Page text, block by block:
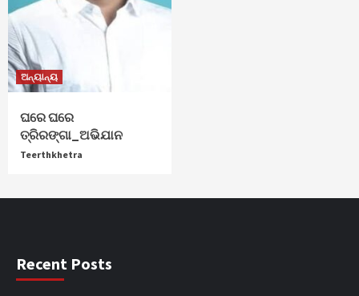
ଅନ୍ୟାନ୍ୟ
ଘରେ ଘରେ
ତ୍ରିରଙ୍ଗା_ଅଭିଯାନ
Teerthkhetra
Recent Posts